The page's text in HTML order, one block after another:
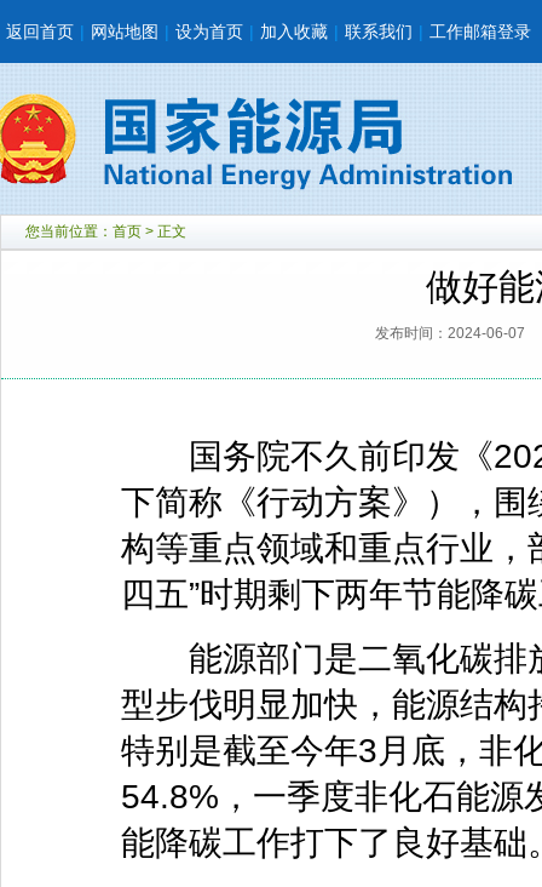
返回首页 | 网站地图 | 设为首页 | 加入收藏 | 联系我们 | 工作邮箱登录
您当前位置： 首页 > 正文
做好能
发布时间：2024-06-07
国务院不久前印发《
下简称《行动方案》），
构等重点领域和重点行业，
四五”时期剩下两年节能降
能源部门是二氧化碳排
型步伐明显加快，能源结
特别是截至今年3月底，非
54.8%，一季度非化石能源
能降碳工作打下了良好基础